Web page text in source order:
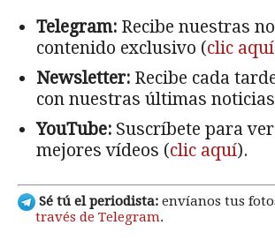
Telegram: Recibe nuestras
contenido exclusivo (clic aquí
Newsletter: Recibe cada
con nuestras últimas
YouTube: Suscríbete para
mejores vídeos (clic aquí).
Sé tú el periodista: envíanos tus
través de Telegram.